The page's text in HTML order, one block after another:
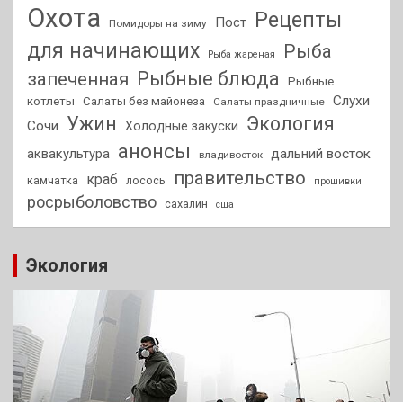
Охота Помидоры на зиму Пост
Рецепты
для начинающих
Рыба жареная
Рыба
запеченная Рыбные блюда
Рыбные
котлеты
Салаты без майонеза Салаты праздничные
Слухи
Сочи
Ужин Холодные закуски Экология
аквакультура анонсы владивосток дальний восток
камчатка краб лосось правительство прошивки
росрыболовство сахалин сша
Экология